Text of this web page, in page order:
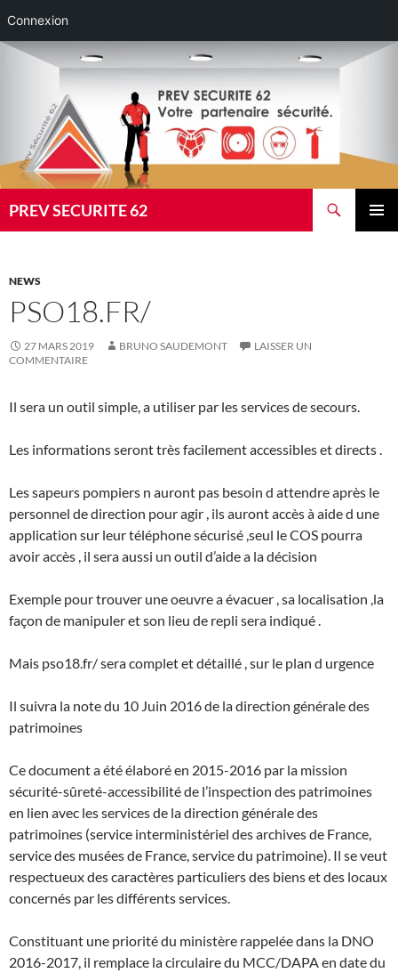
Connexion
Aller
PREV SECURITE 62
NEWS
PSO18.FR/
27 MARS 2019 BRUNO SAUDEMONT
LAISSER UN
COMMENTAIRE
Il sera un outil simple, a utiliser par les services de secours.
Les informations seront très facilement accessibles et directs .
Les sapeurs pompiers n auront pas besoin d attendre après le
personnel de direction pour agir , ils auront accès à aide d une
application sur leur téléphone sécurisé ,seul le COS pourra
avoir accès , il sera aussi un outil d’aide a la décision
Exemple pour trouver une oeuvre a évacuer , sa localisation ,la
façon de manipuler et son lieu de repli sera indiqué .
Mais pso18.fr/ sera complet et détaillé , sur le plan d urgence
Il suivra la note du 10 Juin 2016 de la direction générale des
patrimoines
Ce document a été élaboré en 2015-2016 par la mission
sécurité-sûreté-accessibilité de l’inspection des patrimoines
en lien avec les services de la direction générale des
patrimoines (service interministériel des archives de France,
service des musées de France, service du patrimoine). Il se veut
respectueux des caractères particuliers des biens et des locaux
concernés par les différents services.
Constituant une priorité du ministère rappelée dans la DNO
2016-2017, il remplace la circulaire du MCC/DAPA en date du